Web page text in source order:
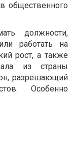
общественного
должности,
работать на
рост, а также
из страны
разрешающий
Особенно